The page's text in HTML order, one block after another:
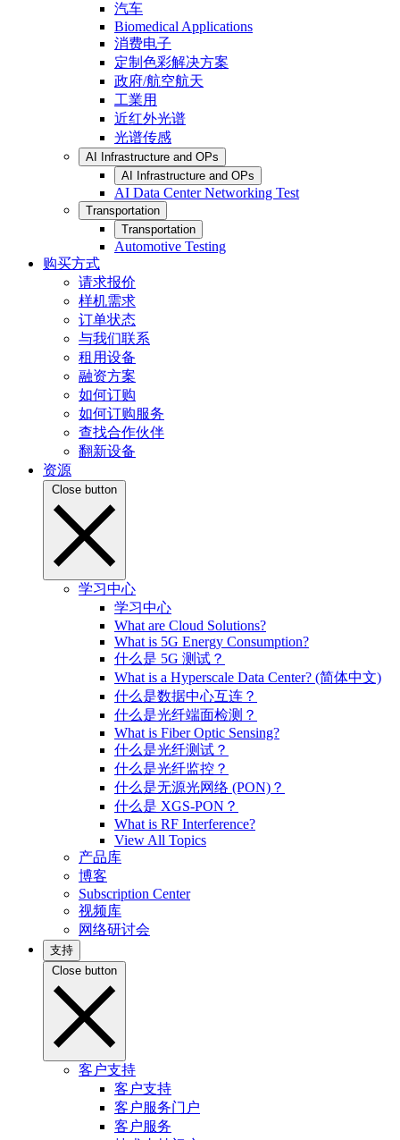
汽车
Biomedical Applications
消费电子
定制色彩解决方案
政府/航空航天
工業用
近红外光谱
光谱传感
AI Infrastructure and OPs
AI Infrastructure and OPs
AI Data Center Networking Test
Transportation
Transportation
Automotive Testing
购买方式
请求报价
样机需求
订单状态
与我们联系
租用设备
融资方案
如何订购
如何订购服务
查找合作伙伴
翻新设备
资源
Close button
学习中心
学习中心
What are Cloud Solutions?
What is 5G Energy Consumption?
什么是 5G 测试？
What is a Hyperscale Data Center? (简体中文)
什么是数据中心互连？
什么是光纤端面检测？
What is Fiber Optic Sensing?
什么是光纤测试？
什么是光纤监控？
什么是无源光网络 (PON)？
什么是 XGS-PON？
What is RF Interference?
View All Topics
产品库
博客
Subscription Center
视频库
网络研讨会
支持
Close button
客户支持
客户支持
客户服务门户
客户服务